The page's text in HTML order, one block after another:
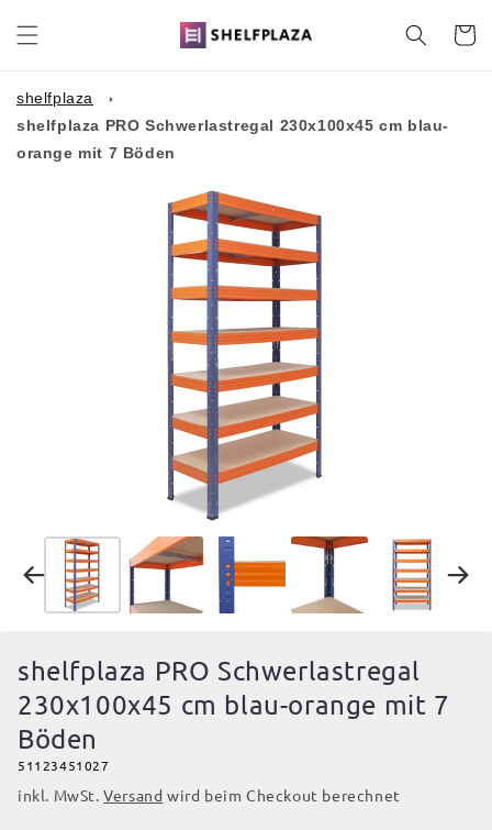
zum
Inhalt
shelfplaza
shelfplaza PRO Schwerlastregal 230x100x45 cm blau-
orange mit 7 Böden
shelfplaza PRO Schwerlastregal
230x100x45 cm blau-orange mit 7
Böden
51123451027
inkl. MwSt.Versand wird beim Checkout berechnet